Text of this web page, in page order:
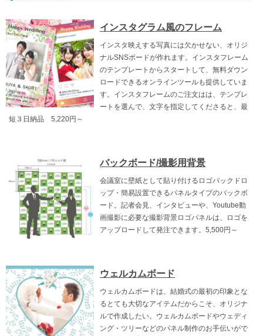
インスタグラム風のフレーム
インスタ映えする写真には欠かせない、オリジ
ナルSNSボードが作れます。インスタフレーム
のテンプレートからスタートして、無料ダウン
ロードできるオンラインツールも提供していま
す。インスタフレームのご注文はは、テンプレ
ートを選んで、文字を指定してくださると、最
短３日納品 5,220円～
バックボード/撮影用背景
会議室に壁紙として貼り付けるロゴバックドロ
ップ・簡易設置できるパネルタイプのバックボ
ード。記者会見、インタビューや、Youtube動
画撮影に必要な撮影背景ロゴパネルは、ロゴを
アップロードして発注できます。5,500円～
ウェルカムボード
ウェルカムボードは、結婚式の最初の印象とな
るとても大切なアイテムだからこそ、オリジナ
ルで作成したい。ウェルカムボードやウェディ
ング・ツリーなどのパネル制作のお手伝いがで